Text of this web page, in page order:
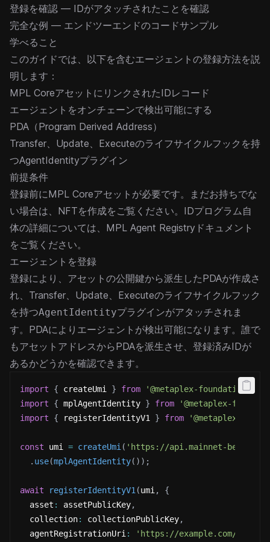
登録を確認 — IDがアタッチされたことを確認
完全な例 — エンドツーエンドのコードサンプル
学べること
このガイドでは、以下を含むエージェントの登録方法を説
明します：
MPL CoreアセットにリンクされたIDレコード
エージェントをオンチェーンで検出可能にする
PDA（Program Derived Address）
Transfer、Update、Executeのライフサイクルフックを持
つAgentIdentityプラグイン
前提条件
登録前にMPL Coreアセットが必要です。まだお持ちでな
い場合は、 NFTを作成をご覧ください。IDプログラム自
体の詳細については、 MPL Agent Registry ドキュメント
をご覧ください。
エージェントを登録
登録により、アセットの公開鍵から派生したPDAが作成さ
れ、Transfer、Update、Executeのライフサイクルフック
を持つAgentIdentityプラグインがアタッチされま
す。PDAによりエージェントが検出可能になります。誰で
もアセットアドレスからPDAを派生させ、登録済みIDが
あるかどうかを確認できます。
import { createUmi } from
'@metaplex-foundation/
import
{ mplAgentIdentity } from
'@metaplex-
import
{ registerIdentityV1 } from '@metaplex-
const umi = createUmi ( 'https://api.mainnet-
. use(mplAgentIdentity( ) ) ;
await registerIdentityV1 (umi ,
{
  asset
: assetPublicKey,
  collection
: collectionPublicKey,
  agentRegistrationUri
:
'https://example.com/